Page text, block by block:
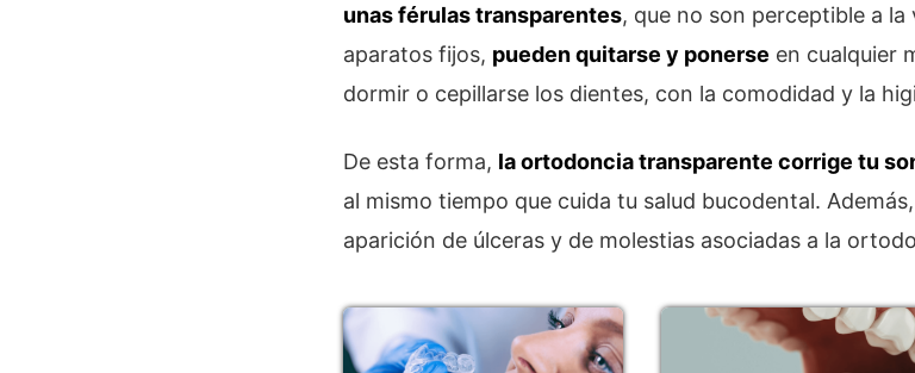
unas férulas transparentes, que no son perceptible a
aparatos fijos, pueden quitarse y ponerse en cualquier
dormir o cepillarse los dientes, con la comodidad y la
De esta forma, la ortodoncia transparente corrige tu
al mismo tiempo que cuida tu salud bucodental.
aparición de úlceras y de molestias asociadas a la